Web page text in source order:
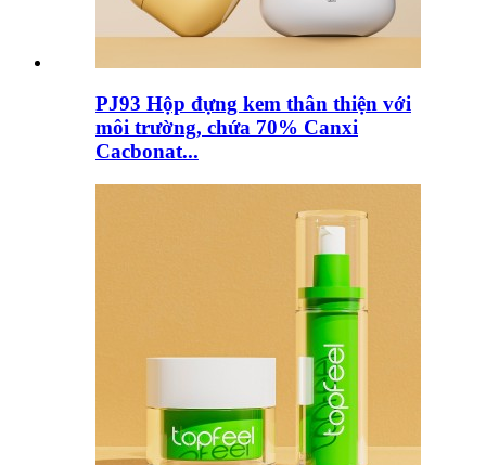
PJ93 Hộp đựng kem thân thiện với
môi trường, chứa 70% Canxi
Cacbonat...